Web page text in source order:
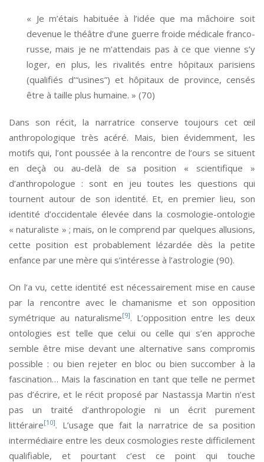
« Je m’étais habituée à l’idée que ma mâchoire soit
devenue le théâtre d’une guerre froide médicale franco-
russe, mais je ne m’attendais pas à ce que vienne s’y
loger, en plus, les rivalités entre hôpitaux parisiens
(qualifiés d’“usines”) et hôpitaux de province, censés
être à taille plus humaine. » (70)
Dans son récit, la narratrice conserve toujours cet œil
anthropologique très acéré. Mais, bien évidemment, les
motifs qui, l’ont poussée à la rencontre de l’ours se situent
en deçà ou au-delà de sa position « scientifique »
d’anthropologue : sont en jeu toutes les questions qui
tournent autour de son identité. Et, en premier lieu, son
identité d’occidentale élevée dans la cosmologie-ontologie
« naturaliste » ; mais, on le comprend par quelques allusions,
cette position est probablement lézardée dès la petite
enfance par une mère qui s’intéresse à l’astrologie (90).
On l’a vu, cette identité est nécessairement mise en cause
par la rencontre avec le chamanisme et son opposition
symétrique au naturalisme[9]. L’opposition entre les deux
ontologies est telle que celui ou celle qui s’en approche
semble être mise devant une alternative sans compromis
possible : ou bien rejeter en bloc ou bien succomber à la
fascination… Mais la fascination en tant que telle ne permet
pas d’écrire, et le récit proposé par Nastassja Martin n’est
pas un traité d’anthropologie ni un écrit purement
littéraire[10]. L’usage que fait la narratrice de sa position
intermédiaire entre les deux cosmologies reste difficilement
qualifiable, et pourtant c’est ce point qui touche